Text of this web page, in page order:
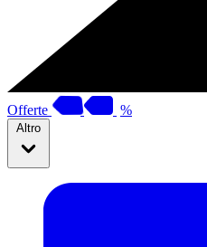
Offerte %
Altro